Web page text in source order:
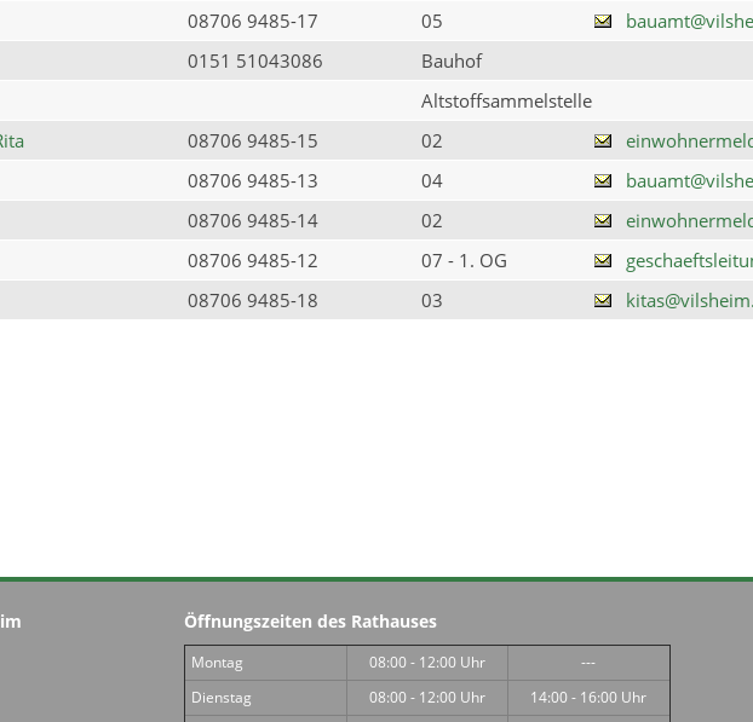
08706 9485-17 05
0151 51043086
Bauhof
Altstoffsammelstelle
08706 9485-15 02
08706 9485-13 04
08706 9485-14 02
08706 9485-12 07 - 1. OG
08706 9485-18 03
Öffnungszeiten des Rathauses
Montag 08:00 - 12:00 Uhr
---
Dienstag
08:00 - 12:00 Uhr
14:00 - 16:00 Uhr